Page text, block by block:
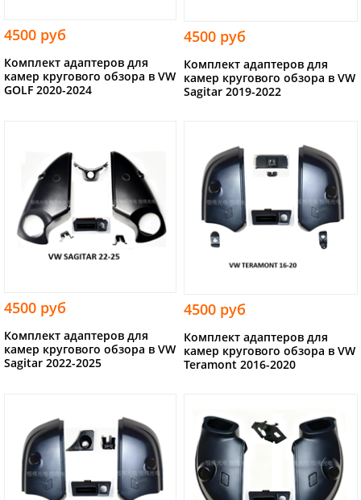
4500 руб
Комплект адаптеров для
камер кругового обзора в VW
GOLF 2020-2024
4500 руб
Комплект адаптеров для
камер кругового обзора в VW
Sagitar 2019-2022
4500 руб
Комплект адаптеров для
камер кругового обзора в VW
Sagitar 2022-2025
4500 руб
Комплект адаптеров для
камер кругового обзора в VW
Teramont 2016-2020